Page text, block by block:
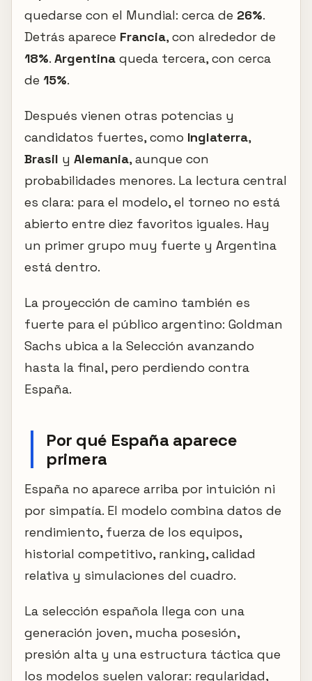
quedarse con el Mundial: cerca de 26%.
Detrás aparece Francia, con alrededor de
18%. Argentina queda tercera, con cerca
de 15%.
Después vienen otras potencias y
candidatos fuertes, como Inglaterra,
Brasil y Alemania, aunque con
probabilidades menores. La lectura central
es clara: para el modelo, el torneo no está
abierto entre diez favoritos iguales. Hay
un primer grupo muy fuerte y Argentina
está dentro.
La proyección de camino también es
fuerte para el público argentino: Goldman
Sachs ubica a la Selección avanzando
hasta la final, pero perdiendo contra
España.
Por qué España aparece
primera
España no aparece arriba por intuición ni
por simpatía. El modelo combina datos de
rendimiento, fuerza de los equipos,
historial competitivo, ranking, calidad
relativa y simulaciones del cuadro.
La selección española llega con una
generación joven, mucha posesión,
presión alta y una estructura táctica que
los modelos suelen valorar: regularidad,